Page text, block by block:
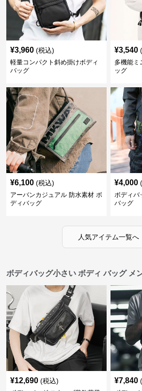
¥3,960 (税込)
軽量コンパクト斜め掛けボディ
バッグ
¥3,540
多機能ミ
ッグ
¥6,100 (税込)
アーバンカジュアル 防水素材 ボ
ディバッグ
¥4,000
ボディバ
バッグ
人気アイテム一覧へ
ボディバッグ小さい ボディ バッグ メ
¥12,690 (税込) ¥7,840